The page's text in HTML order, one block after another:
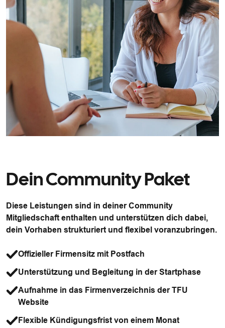
Dein Community Paket
Diese Leistungen sind in deiner Community
Mitgliedschaft enthalten und unterstützen dich dabei,
dein Vorhaben strukturiert und flexibel voranzubringen.
Offizieller Firmensitz mit Postfach
Unterstützung und Begleitung in der Startphase
Aufnahme in das Firmenverzeichnis der TFU
Website
Flexible Kündigungsfrist von einem Monat